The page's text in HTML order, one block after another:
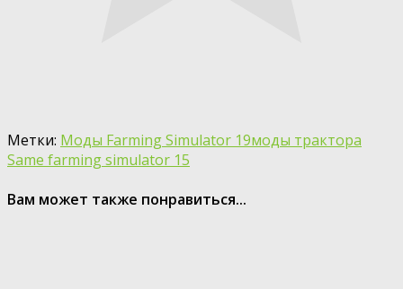
Метки: Моды Farming Simulator 19моды трактора
Same farming simulator 15
Вам может также понравиться...